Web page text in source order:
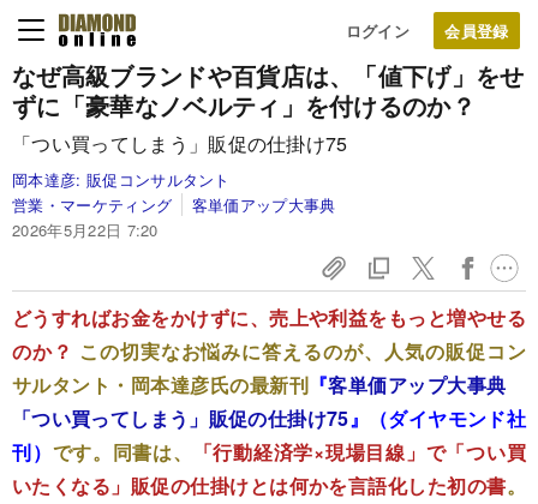
ログイン
なぜ高級ブランドや百貨店は、「値下げ」をせ
ずに「豪華なノベルティ」を付けるのか？
「つい買ってしまう」販促の仕掛け75
岡本達彦: 販促コンサルタント
営業・マーケティング
客単価アップ大事典
2026年5月22日 7:20
どうすればお金をかけずに、売上や利益をもっと増やせる
のか？ この切実なお悩みに答えるのが、人気の販促コン
サルタント・岡本達彦氏の最新刊 『客単価アップ大事典
「つい買ってしまう」販促の仕掛け75』（ダイヤモンド社
刊） です。同書は、
「行動経済学×現場目線」で「つい買
いたくなる」販促の仕掛けとは何かを言語化した初の書。